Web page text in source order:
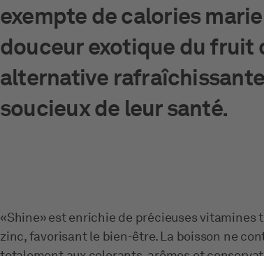
exempte de calories
douceur exotique du fruit
alternative
soucieux de leur santé.
«Shine» est enrichie de précieuses vitamines
zinc, favorisant le bien-être. La boisson ne